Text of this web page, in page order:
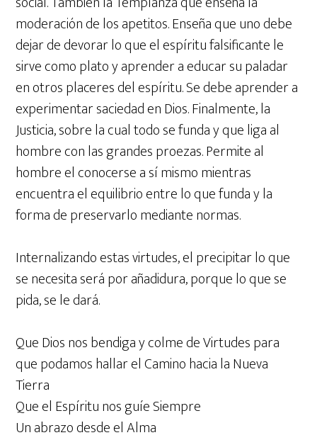
moderación de los apetitos. Enseña que uno debe
dejar de devorar lo que el espíritu falsificante le
sirve como plato y aprender a educar su paladar
en otros placeres del espíritu. Se debe aprender a
experimentar saciedad en Dios. Finalmente, la
Justicia, sobre la cual todo se funda y que liga al
hombre con las grandes proezas. Permite al
hombre el conocerse a sí mismo mientras
encuentra el equilibrio entre lo que funda y la
forma de preservarlo mediante normas.
Internalizando estas virtudes, el precipitar lo que
se necesita será por añadidura, porque lo que se
pida, se le dará.
Que Dios nos bendiga y colme de Virtudes para
que podamos hallar el Camino hacia la Nueva
Tierra
Que el Espíritu nos guíe Siempre
Un abrazo desde el Alma